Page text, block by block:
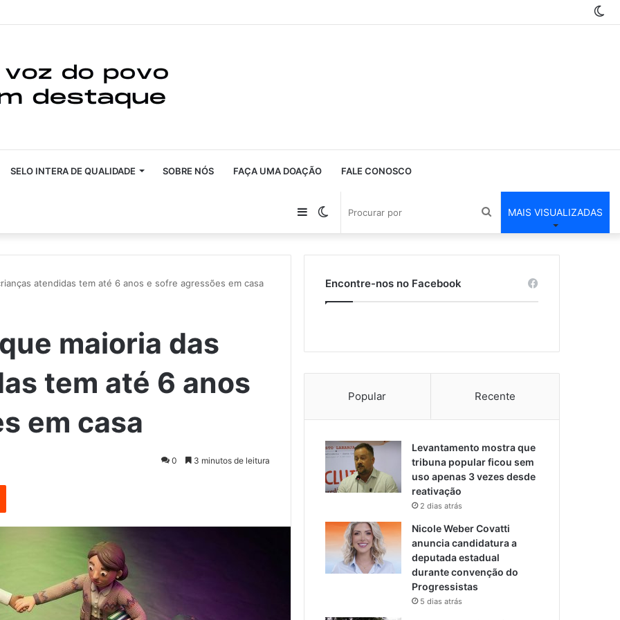
SELO INTERA DE QUALIDADE SOBRE NÓS FAÇA UMA DOAÇÃO FALE CONOSCO
MAIS VISUALIZADAS
Procurar
por
Switch
skin
Barra
Lateral
atendidas tem até 6 anos e sofre agressões em casa
maioria das
tem até 6 anos
em casa
0 3 minutos de leitura
Reddit
Encontre-nos no Facebook
Popular Recente
Levantamento mostra que
tribuna popular ficou sem
uso apenas 3 vezes desde
reativação
2 dias atrás
Nicole Weber Covatti
anuncia candidatura a
deputada estadual
durante convenção do
Progressistas
5 dias atrás